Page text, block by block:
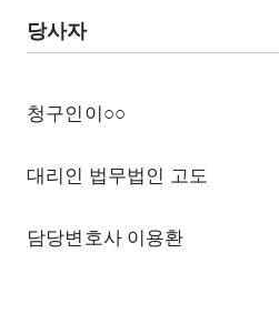
당사자
청구인이○○
대리인 법무법인 고도
담당변호사 이용환